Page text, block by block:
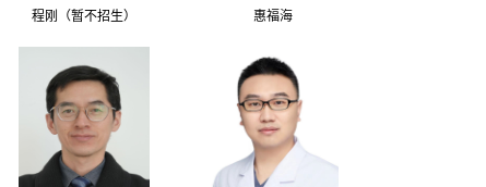
程刚（暂不招生） 惠福海